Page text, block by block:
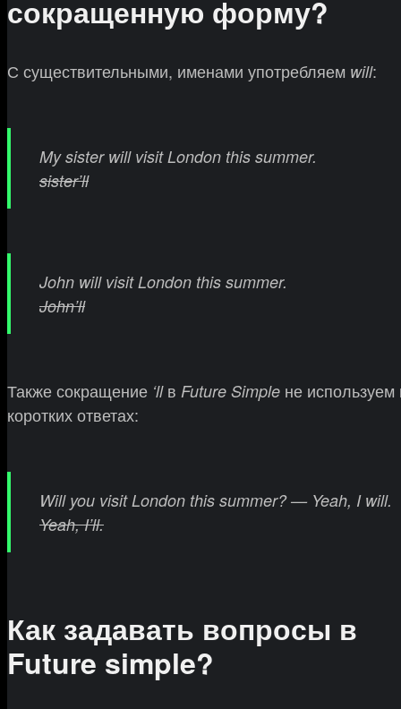
сокращенную форму?
С существительными, именами употребляем will:
My sister will visit London this summer.
sister’ll
John will visit London this summer.
John’ll
Также сокращение ‘llв Future Simple не используем
коротких ответах:
Will you visit London this summer? — Yeah, I will.
Yeah, I’ll.
Как задавать вопросы в
Future simple?